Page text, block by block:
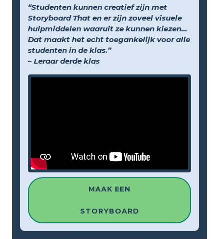
“Studenten kunnen creatief zijn met
Storyboard That en er zijn zoveel visuele
hulpmiddelen waaruit ze kunnen kiezen...
Dat maakt het echt toegankelijk voor alle
studenten in de klas.”
– Leraar derde klas
MAAK EEN
STORYBOARD